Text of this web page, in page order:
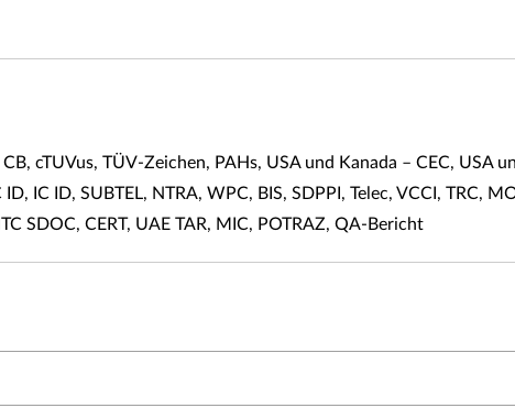
cTUVus, TÜV-Zeichen, PAHs, USA und Kanada – CEC, USA
IC ID, SUBTEL, NTRA, WPC, BIS, SDPPI, Telec, VCCI, TRC,
SDOC, CERT, UAE TAR, MIC, POTRAZ, QA-Bericht